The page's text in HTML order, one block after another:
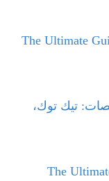
The Ultimate
تيك توك،
The